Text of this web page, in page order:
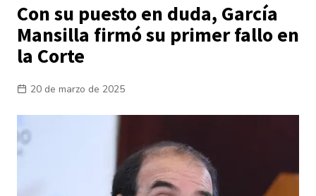
Con su puesto en duda, García
Mansilla firmó su primer fallo en
la Corte
20 de marzo de 2025